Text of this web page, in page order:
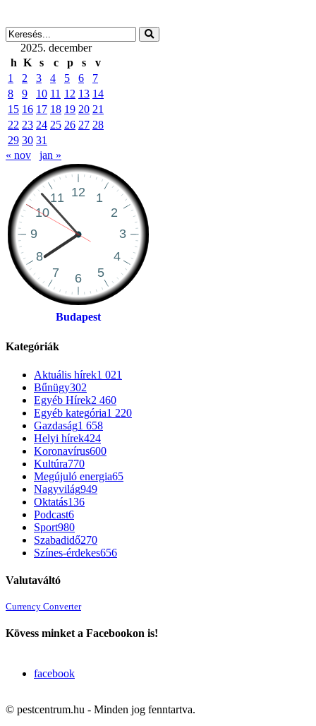
2025. december
h K s c p s
v
1
2 3 4 5 6
7
8
9 10 11 12 13 14
15 16 17 18 19 20 21
22 23 24 25 26 27 28
29 30 31
« nov
jan »
Budapest
Kategóriák
Aktuális hírek1 021
Bűnügy302
Egyéb Hírek2 460
Egyéb kategória1 220
Gazdaság1 658
Helyi hírek424
Koronavírus600
Kultúra770
Megújuló energia65
Nagyvilág949
Oktatás136
Podcast6
Sport980
Szabadidő270
Színes-érdekes656
Valutaváltó
Currency Converter
Kövess minket a Facebookon is!
facebook
© pestcentrum.hu - Minden jog fenntartva.